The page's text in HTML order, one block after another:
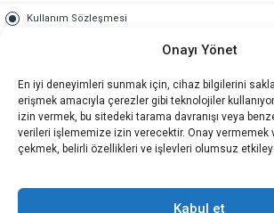
Onayı Yönet
En iyi deneyimleri sunmak için, cihaz bilgilerini
erişmek amacıyla çerezler gibi teknolojiler
izin vermek, bu sitedeki tarama davranışı veya
verileri işlememize izin verecektir. Onay vermemek
çekmek, belirli özellikleri ve işlevleri olumsuz
Kabul et
Kullanım Sözleşmesi
Gold üyelik nedir
Kariyer